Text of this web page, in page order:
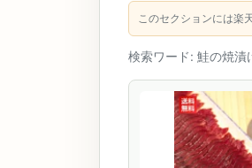
このセクションには楽
検索ワード: 鮭の焼漬